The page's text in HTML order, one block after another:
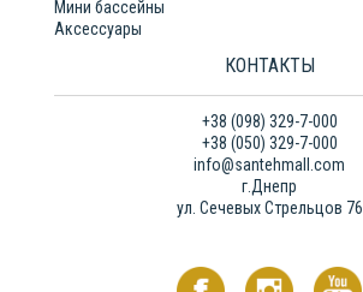
Мини бассейны
Аксессуары
КОНТАКТЫ
+38 (098) 329-7-000
+38 (050) 329-7-000
info@santehmall.com
г.Днепр
ул. Сечевых Стрельцов 76